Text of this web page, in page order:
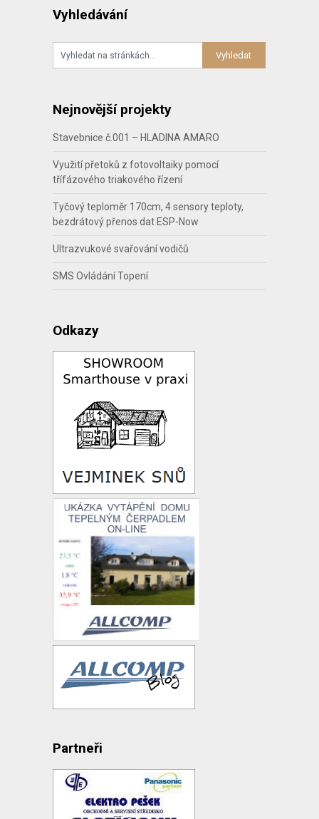
Vyhledávání
Nejnovější projekty
Stavebnice č.001 – HLADINA AMARO
Využití přetoků z fotovoltaiky pomocí
třífázového triakového řízení
Tyčový teploměr 170cm, 4 sensory teploty,
bezdrátový přenos dat ESP-Now
Ultrazvukové svařování vodičů
SMS Ovládání Topení
Odkazy
Partneři